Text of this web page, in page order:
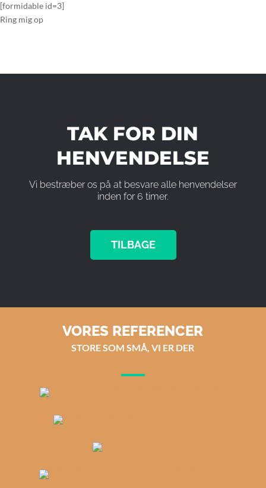
[formidable id=3]
Ring mig op
TAK FOR DIN
HENVENDELSE
Vi bestræber os på at besvare alle henvendelser
inden for 6 timer.
TILBAGE
VORES REFERENCER
STORE SOM SMÅ, VI ER DER